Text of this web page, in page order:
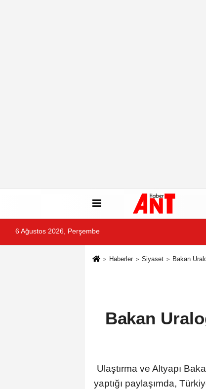
6 Ağustos 2026, Perşembe
Haberler Siyaset Bakan
Bakan
Ulaştırma ve Altyapı
yaptığı paylaşımda,